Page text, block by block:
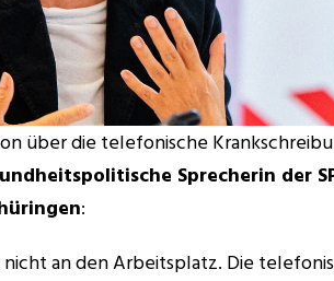
über die telefonische
Sprecherin der
:
nicht an den Arbeitsplatz. Die